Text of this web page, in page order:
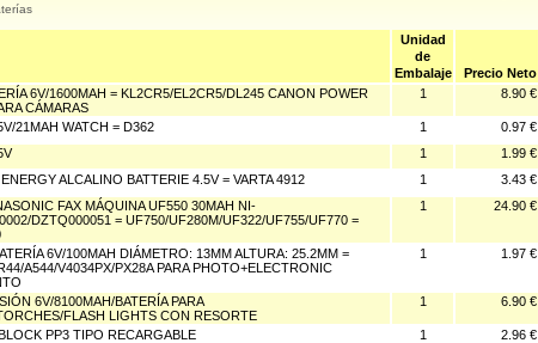
Unidad
de
Embalaje
Precio Neto
6V/1600MAH = KL2CR5/EL2CR5/DL245 CANON POWER
CÁMARAS
1 8.90 €
21MAH WATCH = D362 1
0.97 €
1
1.99 €
ENERGY ALCALINO BATTERIE 4.5V = VARTA 4912 1
3.43 €
FAX MÁQUINA UF550 30MAH NI-
DZTQ000051 = UF750/UF280M/UF322/UF755/UF770 =
1 24.90 €
6V/100MAH DIÁMETRO: 13MM ALTURA: 25.2MM =
A544/V4034PX/PX28A PARA PHOTO+ELECTRONIC
1 1.97 €
6V/8100MAH/BATERÍA PARA
FLASH LIGHTS CON RESORTE
1 6.90 €
PP3 TIPO RECARGABLE 1
2.96 €